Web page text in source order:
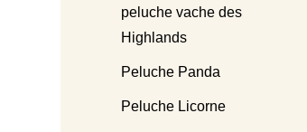
peluche vache des
Highlands
Peluche Panda
Peluche Licorne